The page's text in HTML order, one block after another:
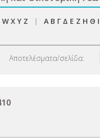
W X Y Z | Α Β Γ Δ Ε Ζ Η Θ Ι
Αποτελέσματα/σελίδα: